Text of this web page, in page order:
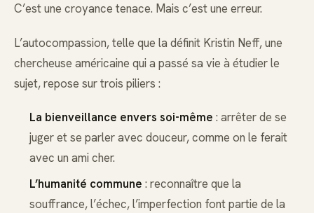
C’est une croyance tenace. Mais c’est une erreur.
L’autocompassion, telle que la définit Kristin Neff, une
chercheuse américaine qui a passé sa vie à étudier le
sujet, repose sur trois piliers :
La bienveillance envers soi-même : arrêter de se
juger et se parler avec douceur, comme on le ferait
avec un ami cher.
L’humanité commune : reconnaître que la
souffrance, l’échec, l’imperfection font partie de la